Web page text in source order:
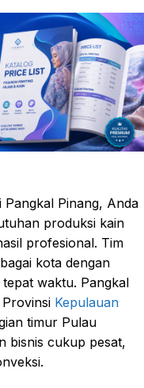
Pangkal Pinang, Anda
produksi kain
profesional. Tim
kota dengan
waktu. Pangkal
Kepulauan
timur Pulau
bisnis cukup pesat,